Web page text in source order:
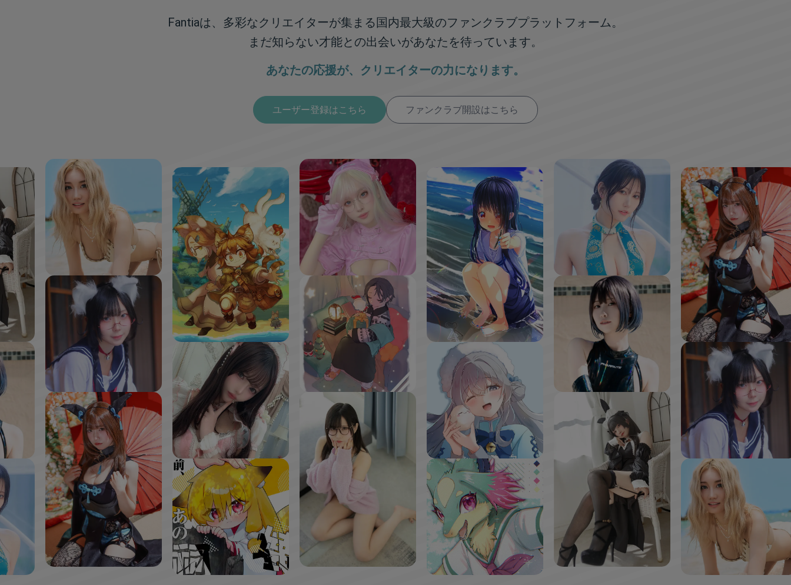
Fantiaは、多彩なクリエイターが集まる国内最大級のファンクラブプラットフォーム。
まだ知らない才能との出会いがあなたを待っています。
あなたの応援が、 クリエイターの力になります。
ユーザー登録はこちら ファンクラブ開設はこちら